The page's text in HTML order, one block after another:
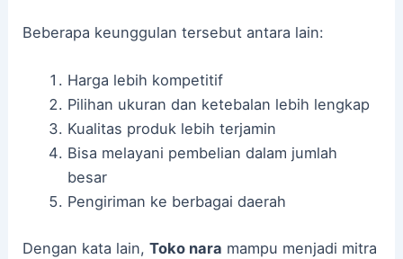
Beberapa keunggulan tersebut antara lain:
Harga lebih kompetitif
Pilihan ukuran dan ketebalan lebih lengkap
Kualitas produk lebih terjamin
Bisa melayani pembelian dalam jumlah
besar
Pengiriman ke berbagai daerah
Dengan kata lain,Toko nara mampu menjadi mitra